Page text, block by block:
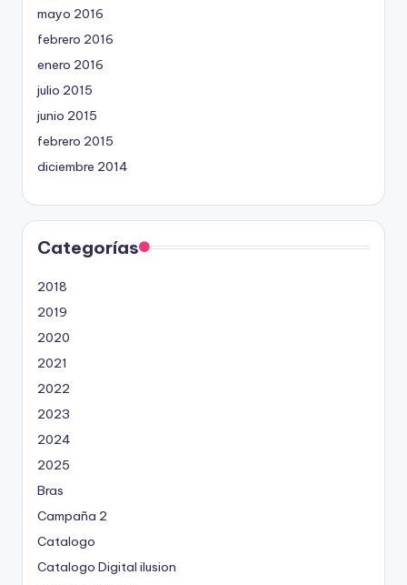
mayo 2016
febrero 2016
enero 2016
julio 2015
junio 2015
febrero 2015
diciembre 2014
Categorías
2018
2019
2020
2021
2022
2023
2024
2025
Bras
Campaña 2
Catalogo
Catalogo Digital ilusion